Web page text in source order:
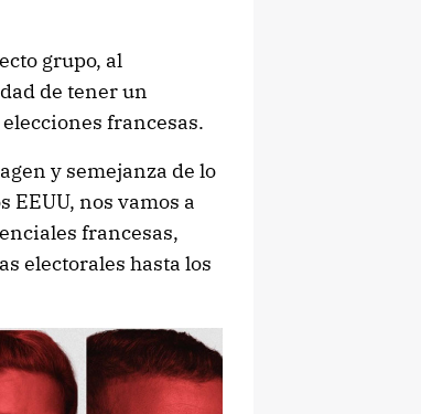
grupo, al
de tener un
francesas.
y semejanza de lo
EEUU, nos vamos a
francesas,
electorales hasta los